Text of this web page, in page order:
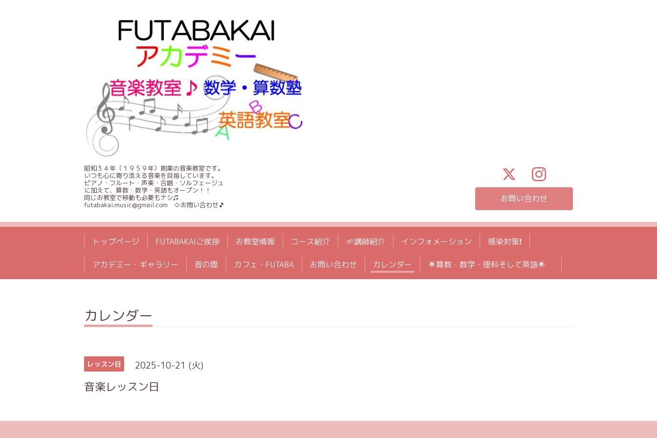
昭和３４年（１９５９年）創業の音楽教室です。
いつも心に寄り添える音楽を目指しています。
ピアノ・フルート・声楽・合唱・ソルフェージュ
に加えて、算数・数学・英語もオープン！！
同じお教室で移動も必要もナシ♫
futabakai.music@gmail.com ⇦お問い合わせ🎵
お問い合わせ
トップページ FUTABAKAIご挨拶 お教室情報 コース紹介 🌱講師紹介 インフォメーション 感染対策❗️
アカデミー・ギャラリー 音の間 カフェ・FUTABA お問い合わせ カレンダー 🌟算数・数学・理科そして英語🌟
カレンダー
レッスン日 2025-10-21 (火)
音楽レッスン日